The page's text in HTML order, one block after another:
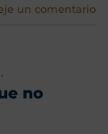
un comentario
no